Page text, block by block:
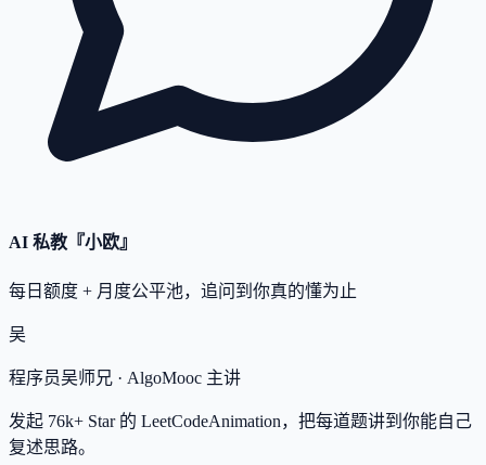
AI 私教『小欧』
每日额度 + 月度公平池，追问到你真的懂为止
吴
程序员吴师兄 · AlgoMooc 主讲
发起 76k+ Star 的 LeetCodeAnimation，把每道题讲到你能自己
复述思路。